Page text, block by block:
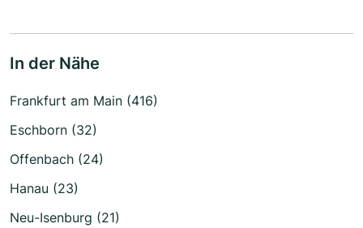
In der Nähe
Frankfurt am Main (416)
Eschborn (32)
Offenbach (24)
Hanau (23)
Neu-Isenburg (21)